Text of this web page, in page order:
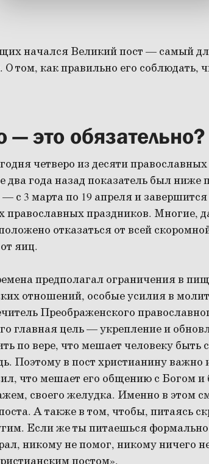
начался Великий пост — самый
О том, как правильно его соблюдать,
— это обязательно?
четверо из десяти
два года назад показатель был ниже
— с 3 марта по 19 апреля и
православных праздников. Многие,
отказаться от всей
яиц.
предполагал ограничения в
отношений, особые усилия в
Преображенского
главная цель — укрепление и
по вере, что мешает человеку быть
Поэтому в пост христианину важно
что мешает его общению с Богом
своего желудка. Именно в этом
А также в том, чтобы, питаясь
Если же ты питаешься формально
никому не помог, никому ничего